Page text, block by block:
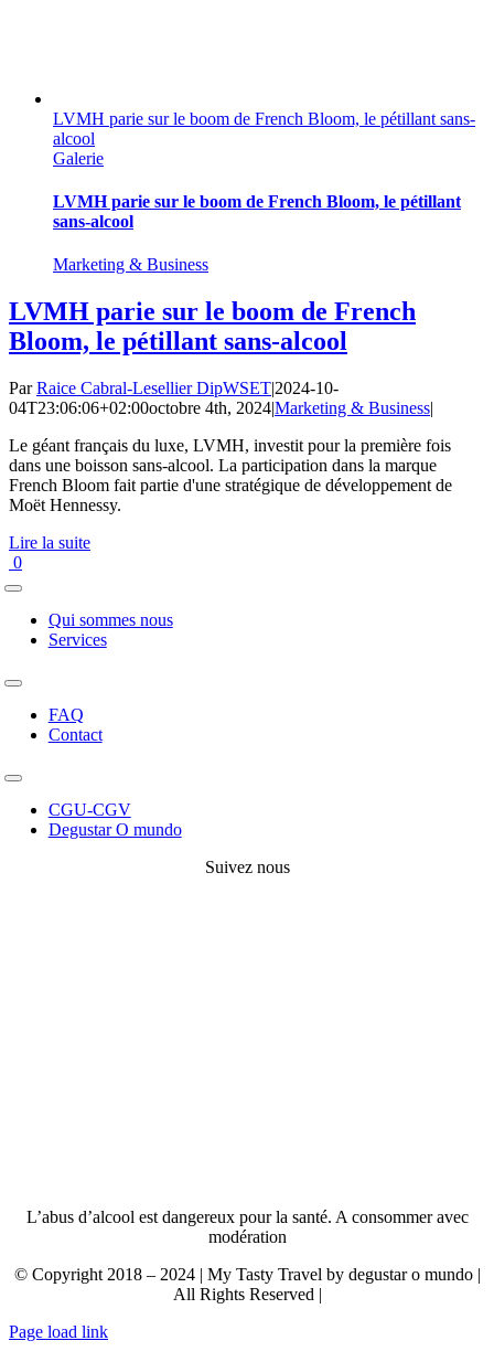
LVMH parie sur le boom de French Bloom, le pétillant sans-
alcool
Galerie
LVMH parie sur le boom de French Bloom, le pétillant
sans-alcool
Marketing & Business
LVMH parie sur le boom de French
Bloom, le pétillant sans-alcool
ParRaice Cabral-Lesellier DipWSET|2024-10-
04T23:06:06+02:00octobre 4th, 2024|Marketing & Business|
Le géant français du luxe, LVMH, investit pour la première fois
dans une boisson sans-alcool. La participation dans la marque
French Bloom fait partie d'une stratégique de développement de
Moët Hennessy.
Lire la suite
0
Toggle
NavigationQui sommes nous
Services
Toggle
Navigation
FAQ
Contact
Toggle
NavigationCGU-CGV
Degustar O mundo
Suivez nous
L’abus d’alcool est dangereux pour la santé. A consommer avec
modération
© Copyright 2018 – 2024 | My Tasty Travel by degustar o mundo |
All Rights Reserved |
Page load link